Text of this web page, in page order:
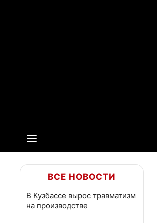
ВСЕ НОВОСТИ
В Кузбассе вырос травматизм
на производстве